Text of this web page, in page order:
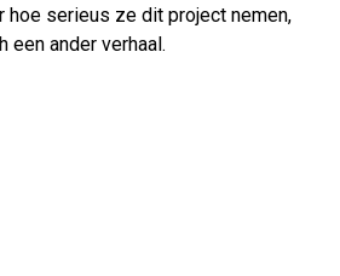
hoe serieus ze dit project nemen,
een ander verhaal.